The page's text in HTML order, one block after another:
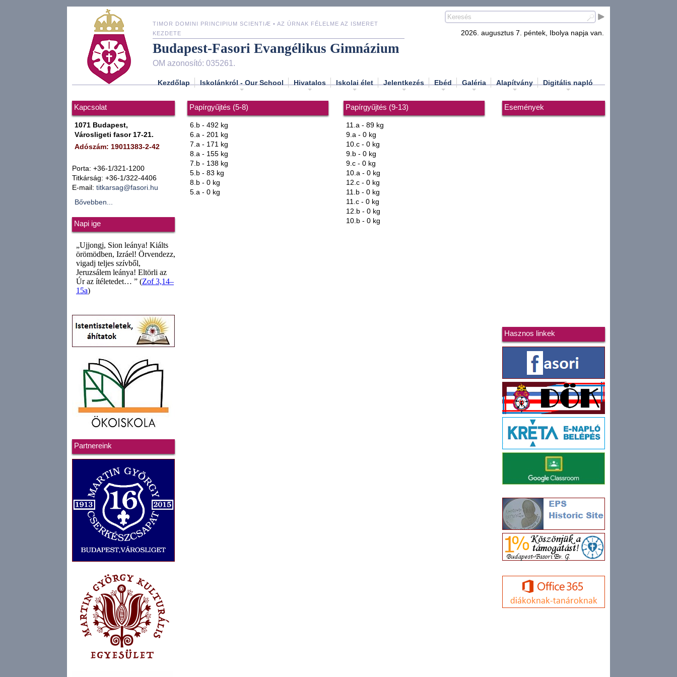
TIMOR DOMINI PRINCIPIUM SCIENTIÆ • AZ ÚRNAK FÉLELME AZ ISMERET
KEZDETE
Budapest-Fasori Evangélikus Gimnázium
OM azonosító: 035261.
2026. augusztus 7. péntek, Ibolya napja van.
Kezdőlap Iskolánkról - Our School Hivatalos Iskolai élet Jelentkezés Ebéd Galéria Alapítvány Digitális napló
Kapcsolat
1071 Budapest,
Városligeti fasor 17-21.
Adószám: 19011383-2-42
Porta: +36-1/321-1200
Titkárság: +36-1/322-4406
E-mail: titkarsag@fasori.hu
Bővebben...
Napi ige
Partnereink
Papírgyűjtés (5-8)
6.b - 492 kg
6.a - 201 kg
7.a - 171 kg
8.a - 155 kg
7.b - 138 kg
5.b - 83 kg
8.b - 0 kg
5.a - 0 kg
Papírgyűjtés (9-13)
11.a - 89 kg
9.a - 0 kg
10.c - 0 kg
9.b - 0 kg
9.c - 0 kg
10.a - 0 kg
12.c - 0 kg
11.b - 0 kg
11.c - 0 kg
12.b - 0 kg
10.b - 0 kg
Események
Hasznos linkek